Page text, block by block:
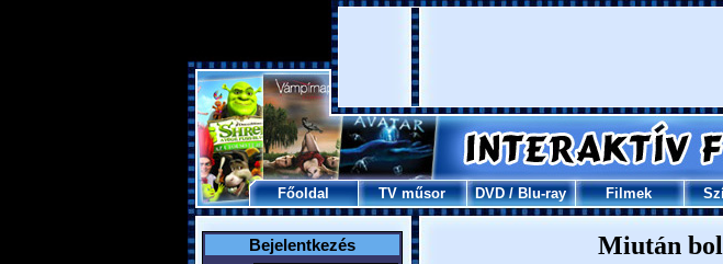
Főoldal TV műsor DVD/Blu-ray Filmek
Bejelentkezés Miután